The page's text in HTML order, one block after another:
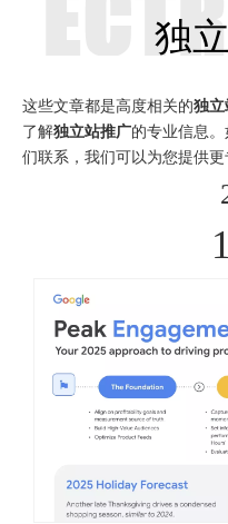
独
这些文章都是高度相关的独立
了解独立站推广的专业信息
们联系，我们可以为您提供更